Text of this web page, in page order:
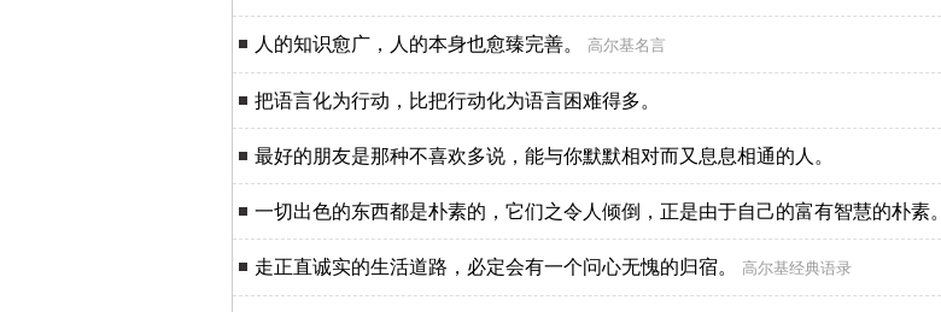
人的知识愈广，人的本身也愈臻完善。 高尔基名言
把语言化为行动，比把行动化为语言困难得多。
最好的朋友是那种不喜欢多说，能与你默默相对而又息息相通的人。
一切出色的东西都是朴素的，它们之令人倾倒，正是由于自己的富有智慧的朴素。
走正直诚实的生活道路，必定会有一个问心无愧的归宿。 高尔基经典语录